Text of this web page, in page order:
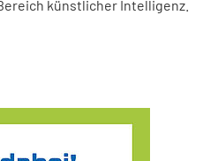
künstlicher Intelligenz.